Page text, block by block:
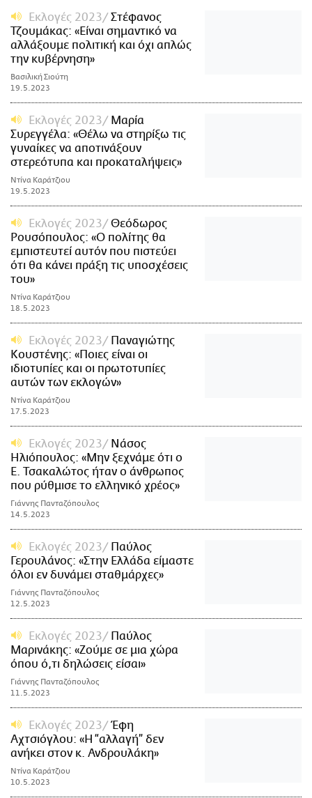
Εκλογές 2023
Στέφανος
Τζουμάκας: «Είναι σημαντικό να
αλλάξουμε πολιτική και όχι απλώς
την κυβέρνηση»
Βασιλική Σιούτη
19.5.2023
Εκλογές 2023
Μαρία
Συρεγγέλα: «Θέλω να στηρίξω τις
γυναίκες να αποτινάξουν
στερεότυπα και προκαταλήψεις»
Ντίνα Καράτζιου
19.5.2023
Εκλογές 2023
Θεόδωρος
Ρουσόπουλος: «Ο πολίτης θα
εμπιστευτεί αυτόν που πιστεύει
ότι θα κάνει πράξη τις υποσχέσεις
του»
Ντίνα Καράτζιου
18.5.2023
Εκλογές 2023
Παναγιώτης
Κουστένης: «Ποιες είναι οι
ιδιοτυπίες και οι πρωτοτυπίες
αυτών των εκλογών»
Ντίνα Καράτζιου
17.5.2023
Εκλογές 2023
Νάσος
Ηλιόπουλος: «Μην ξεχνάμε ότι ο
Ε. Τσακαλώτος ήταν ο άνθρωπος
που ρύθμισε το ελληνικό χρέος»
Γιάννης Πανταζόπουλος
14.5.2023
Εκλογές 2023
Παύλος
Γερουλάνος: «Στην Ελλάδα είμαστε
όλοι εν δυνάμει σταθμάρχες»
Γιάννης Πανταζόπουλος
12.5.2023
Εκλογές 2023
Παύλος
Μαρινάκης: «Ζούμε σε μια χώρα
όπου ό,τι δηλώσεις είσαι»
Γιάννης Πανταζόπουλος
11.5.2023
Εκλογές 2023
Έφη
Αχτσιόγλου: «Η “αλλαγή” δεν
ανήκει στον κ. Ανδρουλάκη»
Ντίνα Καράτζιου
10.5.2023